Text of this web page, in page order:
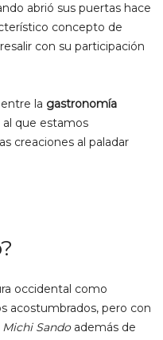
abrió sus puertas hace
concepto de
con su participación
la gastronomía
al que estamos
creaciones al paladar
occidental como
acostumbrados, pero con
Michi Sandoademás de